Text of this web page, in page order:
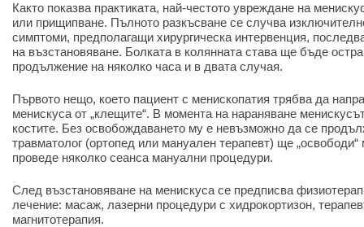
Както показва практиката, най-честото увреждане на
или прищипване. Пълното разкъсване се случва
симптоми, предполагащи хирургическа интервенция,
на възстановяване. Болката в колянната става ще бъде
продължение на няколко часа и в двата случая.
Първото нещо, което пациент с менископатия трябва да
менискуса от „клещите“. В момента на нараняване
костите. Без освобождаването му е невъзможно да се
травматолог (ортопед или мануален терапевт) ще „освободи“
проведе няколко сеанса мануални процедури.
След възстановяване на менискуса се предписва
лечение: масаж, лазерни процедури с хидрокортизон,
магнитотерапия.